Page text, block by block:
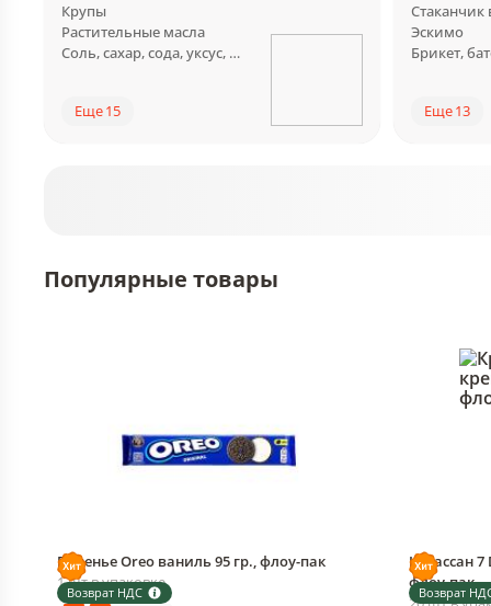
Крупы
Растительные масла
Соль, сахар, сода, уксус, заменители
Еще 15
Эскимо
Еще 13
Популярные товары
Возврат НДС
Печенье Oreo ваниль 95 гр., флоу-пак
1 шт в упаковке
Возврат
Круассан 7
флоу-пак